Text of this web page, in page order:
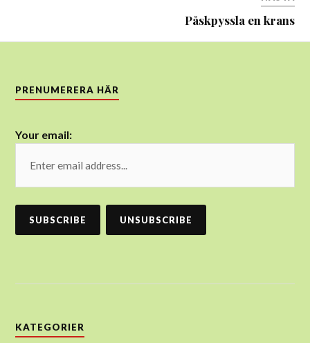
Påskpyssla en krans
PRENUMERERA HÄR
Your email:
KATEGORIER